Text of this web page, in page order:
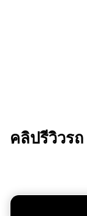
คลิปรีวิวรถ